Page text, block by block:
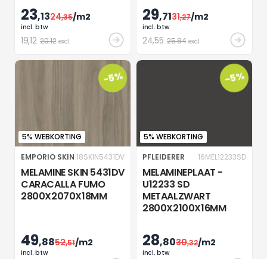
doeleinden in droge
ruimtes. Oppervlak met
antimicrobiële effect binnen
24 uur voor
interieurafwerking.
23,1324,35/m2
incl. btw
19,12 20.12 excl.
doeleinden in droge
ruimtes. Oppervlak met
antimicrobiële effect binnen
24 uur voor
interieurafwerking.
29,7131,27/m2
incl. btw
24,55 25.84 excl.
-5%
5% WEBKORTING
EMPORIO SKIN 18SKIN5431DV
MELAMINE SKIN 5431DV
CARACALLA FUMO
2800X2070X18MM
49,8852,51/m2
incl. btw
-5%
5% WEBKORTING
PFLEIDERER
16MEL12233SD
MELAMINEPLAAT -
U12233 SD
METAALZWART
2800X2100X16MM
28,8030,32/m2
incl. btw